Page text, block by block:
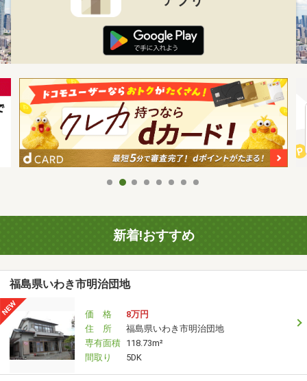
新着!おすすめ
福島県いわき市明治団地
価 格
8万円
住 所
福島県いわき市明治団地
専有面積 118.73m²
間取り
5DK